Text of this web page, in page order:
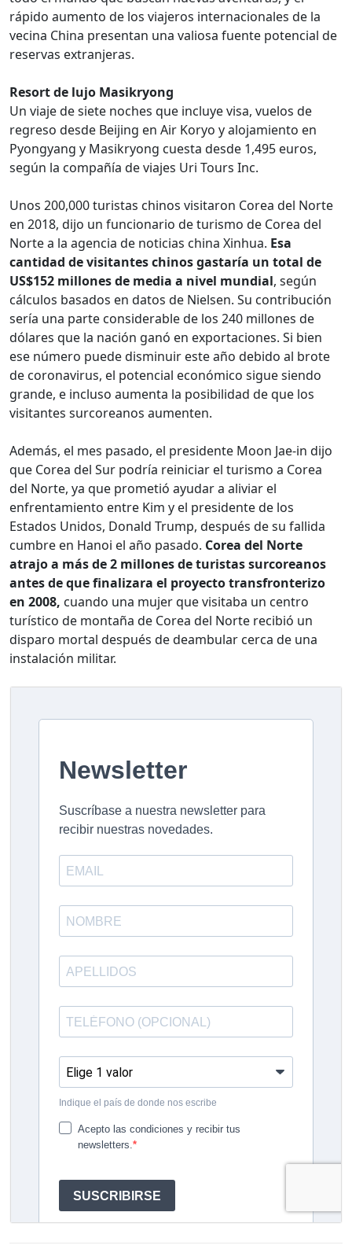
rápido aumento de los viajeros internacionales de la
vecina China presentan una valiosa fuente potencial de
reservas extranjeras.
Resort de lujo Masikryong
Un viaje de siete noches que incluye visa, vuelos de
regreso desde Beijing en Air Koryo y alojamiento en
Pyongyang y Masikryong cuesta desde 1,495 euros,
según la compañía de viajes Uri Tours Inc.
Unos 200,000 turistas chinos visitaron Corea del Norte
en 2018, dijo un funcionario de turismo de Corea del
Norte a la agencia de noticias china Xinhua. Esa
cantidad de visitantes chinos gastaría un total de
US$152 millones de media a nivel mundial, según
cálculos basados en datos de Nielsen. Su contribución
sería una parte considerable de los 240 millones de
dólares que la nación ganó en exportaciones. Si bien
ese número puede disminuir este año debido al brote
de coronavirus, el potencial económico sigue siendo
grande, e incluso aumenta la posibilidad de que los
visitantes surcoreanos aumenten.
Además, el mes pasado, el presidente Moon Jae-in dijo
que Corea del Sur podría reiniciar el turismo a Corea
del Norte, ya que prometió ayudar a aliviar el
enfrentamiento entre Kim y el presidente de los
Estados Unidos, Donald Trump, después de su fallida
cumbre en Hanoi el año pasado. Corea del Norte
atrajo a más de 2 millones de turistas surcoreanos
antes de que finalizara el proyecto transfronterizo
en 2008, cuando una mujer que visitaba un centro
turístico de montaña de Corea del Norte recibió un
disparo mortal después de deambular cerca de una
instalación militar.